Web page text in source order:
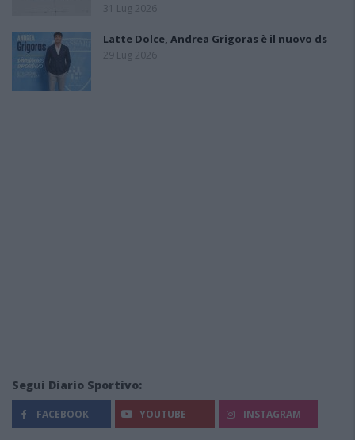
31 Lug 2026
Latte Dolce, Andrea Grigoras è il nuovo ds
29 Lug 2026
Segui Diario Sportivo:
FACEBOOK YOUTUBE INSTAGRAM